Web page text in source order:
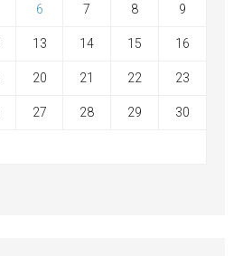
6 7 8 9
13 14 15 16
20 21 22 23
27 28 29 30